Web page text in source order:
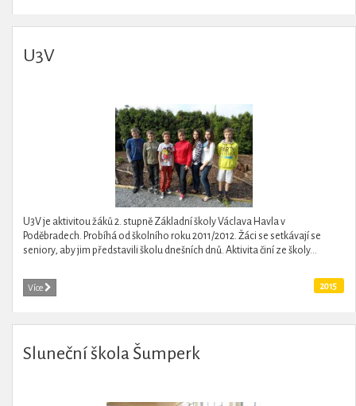
U3V
U3V je aktivitou žáků 2. stupně Základní školy Václava Havla v
Poděbradech. Probíhá od školního roku 2011/2012. Žáci se setkávají se
seniory, aby jim představili školu dnešních dnů. Aktivita činí ze školy...
Více 2015
Sluneční škola Šumperk